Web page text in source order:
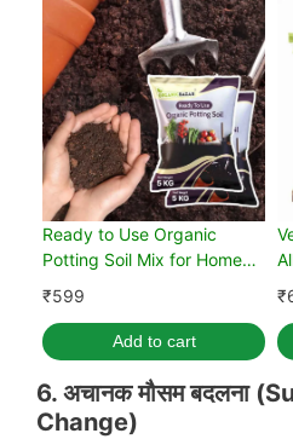
Ready to Use Organic
Potting Soil Mix for Home
Gardening 10 kg
₹599
Add to cart
₹
6. अचानक मौसम बदलना (
Change)